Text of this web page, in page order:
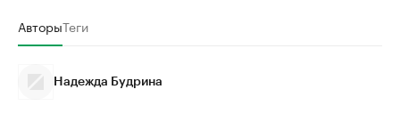
АвторыТеги
Надежда Будрина